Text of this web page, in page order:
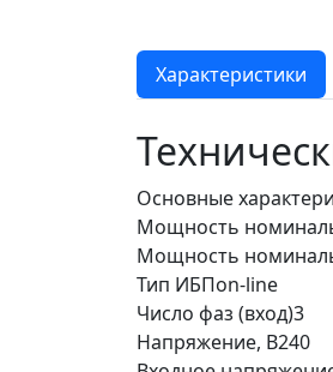
Характеристики
Основные
Мощность
Мощность
Тип ИБПon-line
Число фаз (вход)3
Напряжение, В240